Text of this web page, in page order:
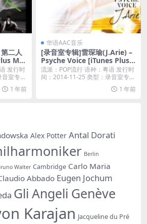
二人
M4
发行时
室专辑
1 年前
华语AAC音乐
[录音室专辑]雷琛瑜(J.Arie) –
Psyche Voice [iTunes Plus
M4A]
流派：POP流行 语种：粤语 发行时
间：2014-11-25 类型：录音室专辑
1 年前
Alex Potter Antal Dorati
Berlin
Walter Cambridge Carlo Maria
Abbado Eugen Jochum
Gli Angeli Genève
Karajan Jacqueline du Pré